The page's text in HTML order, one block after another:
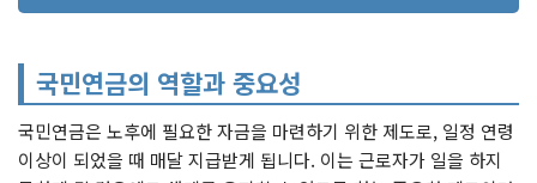
국민연금의 역할과 중요성
국민연금은 노후에 필요한 자금을 마련하기 위한 제도로, 일정 연령
이상이 되었을 때 매달 지급받게 됩니다. 이는 근로자가 일을 하지